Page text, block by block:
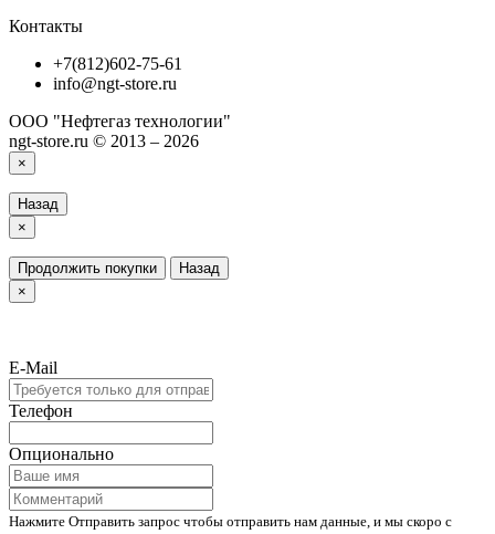
Контакты
+7(812)602-75-61
info@ngt-store.ru
ООО "Нефтегаз технологии"
ngt-store.ru © 2013 – 2026
×
Назад
×
Продолжить покупки
Назад
×
E-Mail
Телефон
Опционально
Нажмите Отправить запрос чтобы отправить нам данные, и мы скоро с